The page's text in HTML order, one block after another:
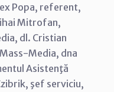
Popa, referent,
Mitrofan,
dl. Cristian
Media, dna
Asistenţă
şef serviciu,